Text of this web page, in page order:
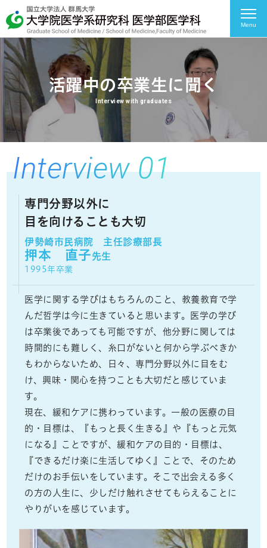
Menu
活躍中の卒業生に聞く
Interview with graduates
Interview 01
専門分野以外に
目を向けることも大切
伊勢崎市民病院 主任診療部長
押本 直子先生
1995年卒業
医学に関する学びはもちろんのこと、教養教育で学
んだ哲学は今に生きていると思います。医学の学び
は卒業後であっても可能ですが、他分野に関しては
時間的にも難しく、糸口がないと何から学ぶべきか
もわからないため、日々、専門分野以外に目をむ
け、興味・関心を持つことも大切だと感じていま
す。
現在、緩和ケアに携わっています。一般の医療の目
的・目標は、『もっと長く生きる』や『もっと元気
になる』ことですが、緩和ケアの目的・目標は、
『できるだけ楽に生活してゆく』ことで、そのため
だけのお手伝いをしています。そこで出会える多く
の方の人生に、少しだけ触れさせてもらえることに
やりがいを感じています。